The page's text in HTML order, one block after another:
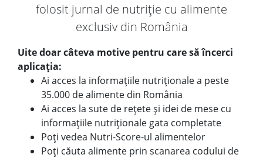
folosit jurnal de nutriție cu alimente
exclusiv din România
Uite doar câteva motive pentru care să încerci
aplicația:
Ai acces la informațiile nutriționale a peste
35.000 de alimente din România
Ai acces la sute de rețete și idei de mese cu
informațiile nutriționale gata completate
Poți vedea Nutri-Score-ul alimentelor
Poți căuta alimente prin scanarea codului de